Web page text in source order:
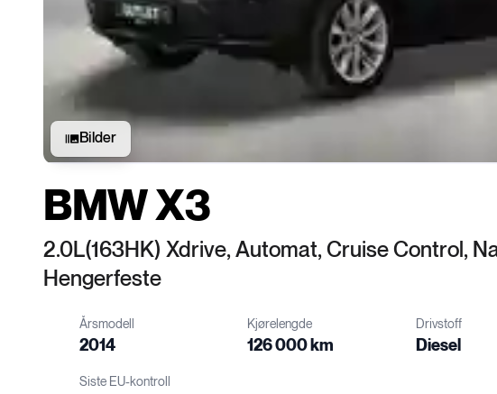
Bilder
BMW X3
2.0L(163HK) Xdrive, Automat, Cruise Control,
Hengerfeste
Årsmodell
2014
Kjørelengde
126 000 km
Drivstoff
Diesel
Siste EU-kontroll